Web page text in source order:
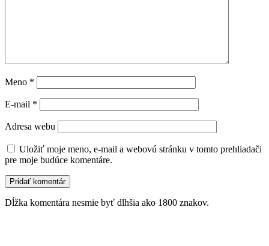
Meno *
E-mail *
Adresa webu
Uložiť moje meno, e-mail a webovú stránku v tomto prehliadači
pre moje budúce komentáre.
Dĺžka komentára nesmie byť dlhšia ako 1800 znakov.